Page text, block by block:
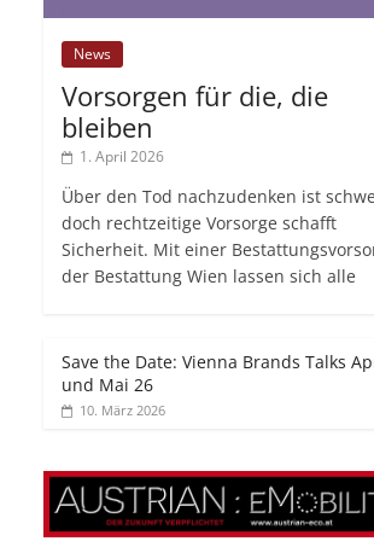
News
Vorsorgen für die, die
bleiben
1. April 2026
Über den Tod nachzudenken ist
doch rechtzeitige Vorsorge schafft
Sicherheit. Mit einer
der Bestattung Wien lassen sich alle
Save the Date: Vienna Brands Talks
und Mai 26
10. März 2026